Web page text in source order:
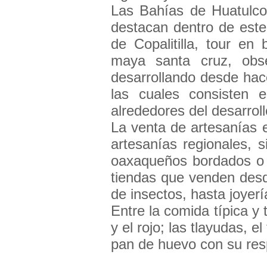
Las Bahías de
destacan dentro de
de Copalitilla, tour en
maya santa cruz,
desarrollando desde
las cuales consisten
alrededores del
La venta de artesanías
artesanías regionales,
oaxaqueños bordados
tiendas que venden
de insectos, hasta
Entre la comida típica y
y el rojo; las tlayudas,
pan de huevo con su